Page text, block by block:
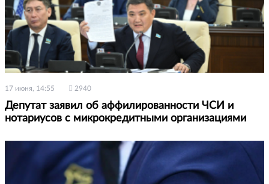
17 июня, 14:55 2940
Депутат заявил об аффилированности ЧСИ и
нотариусов с микрокредитными организациями